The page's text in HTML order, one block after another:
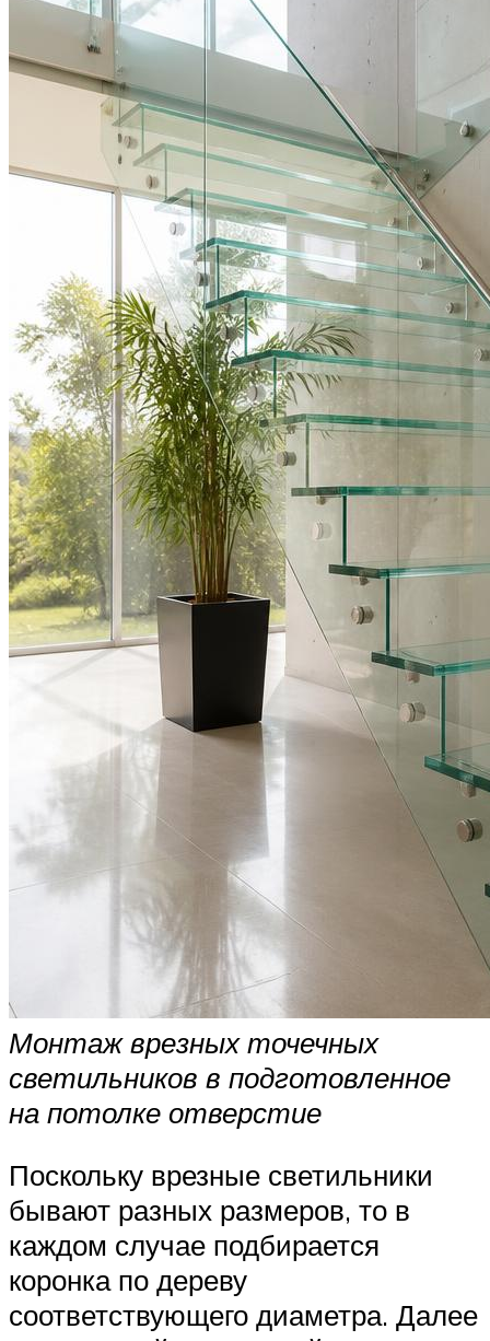
Монтаж врезных точечных
светильников в подготовленное
на потолке отверстие
Поскольку врезные светильники
бывают разных размеров, то в
каждом случае подбирается
коронка по дереву
соответствующего диаметра. Далее